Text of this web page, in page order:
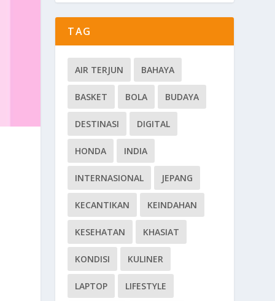
TAG
AIR TERJUN BAHAYA
BASKET BOLA BUDAYA
DESTINASI DIGITAL
HONDA INDIA
INTERNASIONAL JEPANG
KECANTIKAN KEINDAHAN
KESEHATAN KHASIAT
KONDISI KULINER
LAPTOP LIFESTYLE